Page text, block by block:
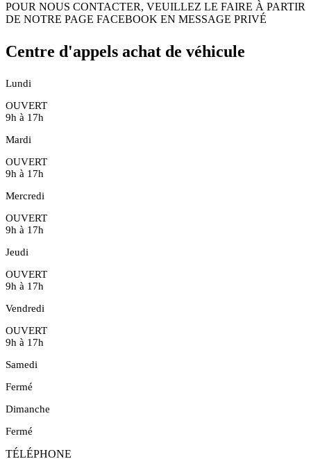
POUR NOUS CONTACTER, VEUILLEZ LE FAIRE À PARTIR
DE NOTRE PAGE FACEBOOK EN MESSAGE PRIVÉ
Centre d'appels achat de véhicule
Lundi
OUVERT
9h à 17h
Mardi
OUVERT
9h à 17h
Mercredi
OUVERT
9h à 17h
Jeudi
OUVERT
9h à 17h
Vendredi
OUVERT
9h à 17h
Samedi
Fermé
Dimanche
Fermé
TÉLÉPHONE